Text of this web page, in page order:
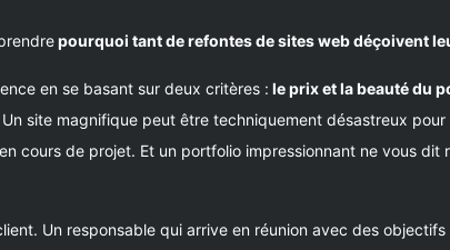
pourquoi tant de refontes de sites web déçoivent
en se basant sur deux critères : le prix et la beauté du
site magnifique peut être techniquement désastreux
cours de projet. Et un portfolio impressionnant ne vous dit
Un responsable qui arrive en réunion avec des